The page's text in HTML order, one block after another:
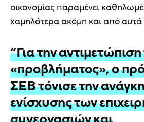
οικονομίας παραμένει
χαμηλότερα ακόμη και από
“Για την
«προβλήματος», ο
ΣΕΒ τόνισε την
ενίσχυσης των